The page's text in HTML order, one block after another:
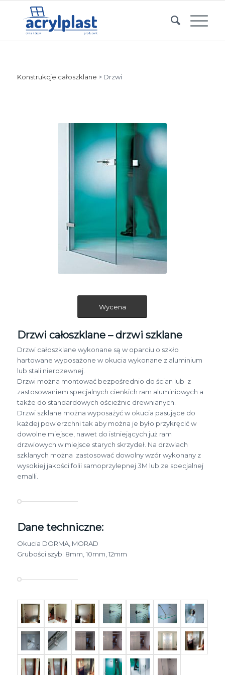
Konstrukcje całoszklane > Drzwi
Wycena
Drzwi całoszklane – drzwi szklane
Drzwi całoszklane wykonane są w oparciu o szkło
hartowane wyposażone w okucia wykonane z aluminium
lub stali nierdzewnej.
Drzwi można montować bezpośrednio do ścian lub z
zastosowaniem specjalnych cienkich ram aluminiowych a
także do standardowych ościeżnic drewnianych.
Drzwi szklane można wyposażyć w okucia pasujące do
każdej powierzchni tak aby można je było przykręcić w
dowolne miejsce, nawet do istniejących już ram
drzwiowych w miejsce starych skrzydeł. Na drzwiach
szklanych można zastosować dowolny wzór wykonany z
wysokiej jakości folii samoprzylepnej 3M lub ze specjalnej
emalli.
Dane techniczne:
Okucia DORMA, MORAD
Grubości szyb: 8mm, 10mm, 12mm